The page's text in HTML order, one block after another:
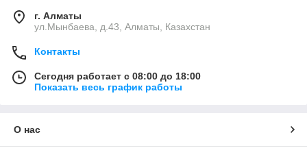
г. Алматы
ул.Мынбаева, д.43, Алматы, Казахстан
Контакты
Сегодня работает с 08:00 до 18:00
Показать весь график работы
О нас